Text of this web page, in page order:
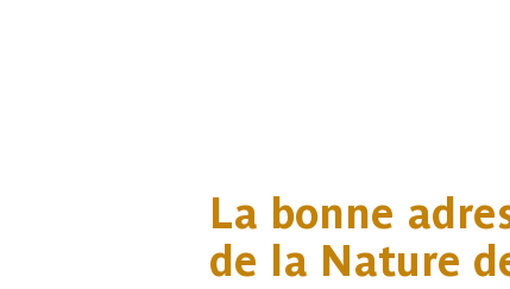
La bonne
de la Nature